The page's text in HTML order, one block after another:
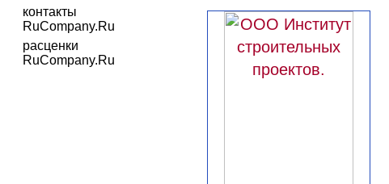
контакты
RuCompany.Ru
расценки
RuCompany.Ru